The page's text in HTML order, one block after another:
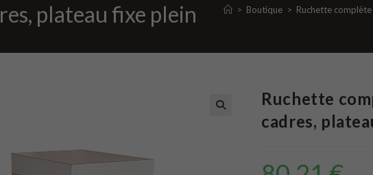
plateau fixe plein > Boutique > Ruchette
Ruchette
cadres,